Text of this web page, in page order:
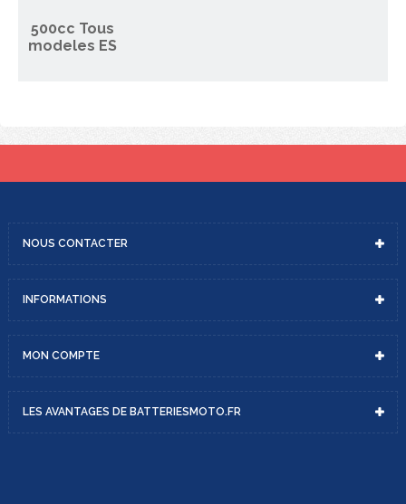
500cc Tous
modeles ES
NOUS CONTACTER
INFORMATIONS
MON COMPTE
LES AVANTAGES DE BATTERIESMOTO.FR